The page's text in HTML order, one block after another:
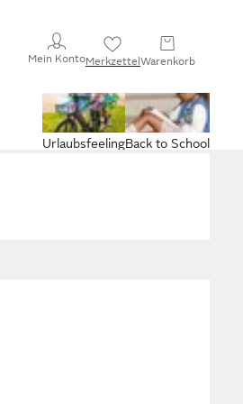
Mein KontoMerkzettelWarenkorb
Back to School
Urlaubsfeeling